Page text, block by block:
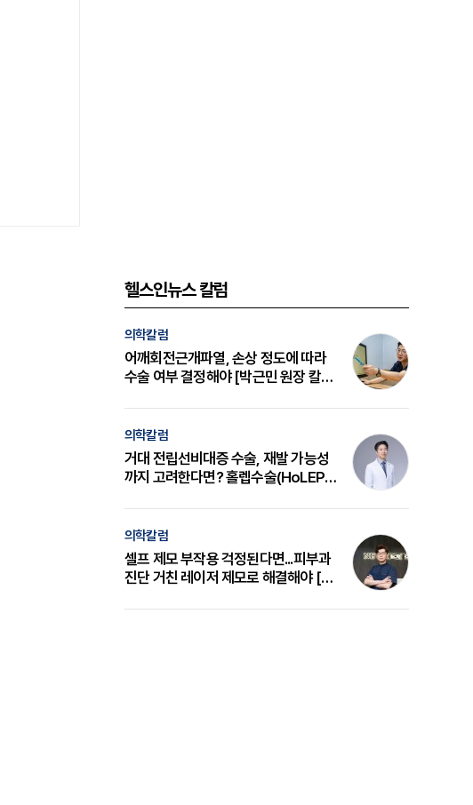
헬스인뉴스 칼럼
의학칼럼
어깨회전근개파열, 손상 정도에 따라
수술 여부 결정해야 [박근민 원장 칼
의학칼럼
거대 전립선비대증 수술, 재발 가능성
까지 고려한다면? 홀렙수술(HoLEP)
의학칼럼
셀프 제모 부작용 걱정된다면...피부과
진단 거친 레이저 제모로 해결해야 [변